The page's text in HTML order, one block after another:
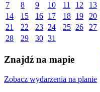
7
8 9 10 11 12
13
14
15 16 17 18 19
20
21
22 23 24 25 26
27
28
29 30 31
Znajdź na mapie
Zobacz wydarzenia na planie